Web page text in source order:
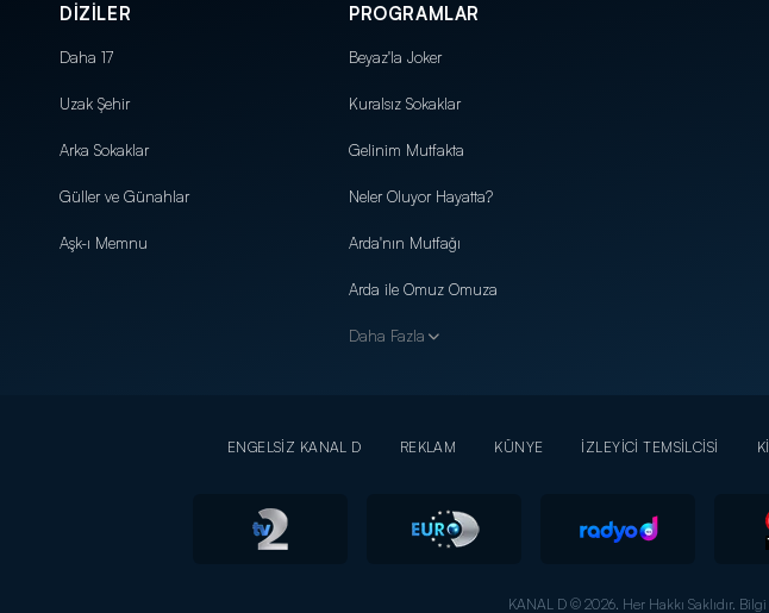
DİZİLER
Daha 17
Uzak Şehir
Arka Sokaklar
Güller ve Günahlar
Aşk-ı Memnu
PROGRAMLAR
Beyaz'la Joker
Kuralsız Sokaklar
Gelinim Mutfakta
Neler Oluyor Hayatta?
Arda'nın Mutfağı
Arda ile Omuz Omuza
Daha Fazla
ENGELSİZ KANAL D REKLAM KÜNYE İZLEYİCİ TEMSİLCİSİ
KANAL D © 2026. Her Hakkı Saklıdır. Bilgi